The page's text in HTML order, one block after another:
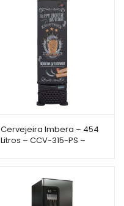
Cervejeira Imbera – 454
Litros – CCV-315-PS –